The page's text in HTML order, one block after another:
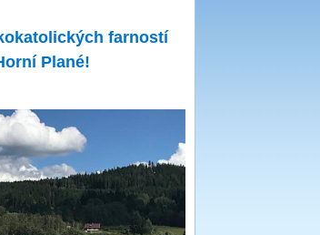
farností
Plané!